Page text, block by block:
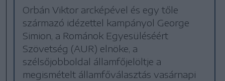
Orbán Viktor arcképével és egy tőle
származó idézettel kampányol George
Simion, a Románok Egyesüléséért
Szövetség (AUR) elnöke, a
szélsőjobboldal államfőjelöltje a
megismételt államfőválasztás vasárnapi